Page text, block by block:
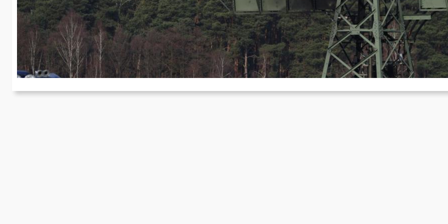
Grünheide
März 17, 2024
Am Dienstag, den 05. März, kam die Produktion beim Tesla-Werk in
Grünheide zum erliegen, Grund dafür war ein Stromausfall.…